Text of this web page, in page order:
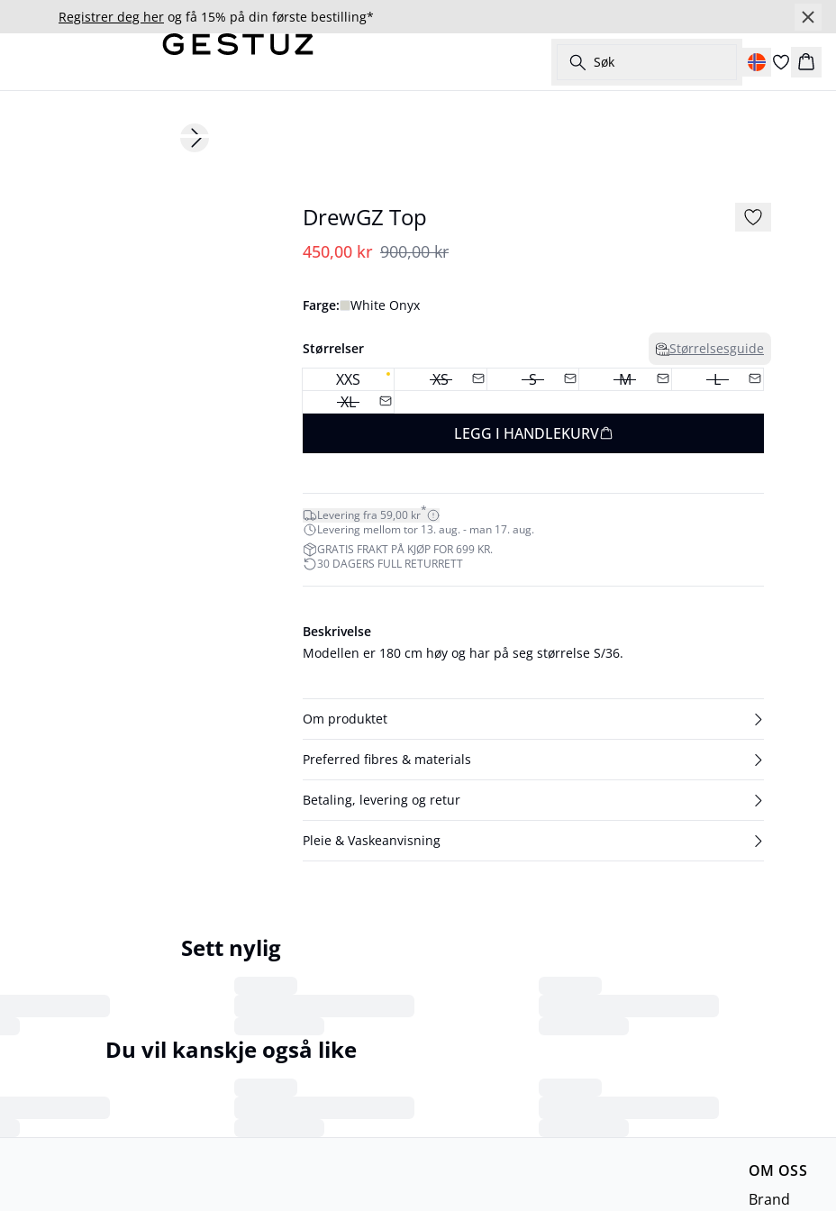
Registrer deg her og få 15% på din første bestilling*
Søk
Next slide
DrewGZ Top
450,00 kr 900,00 kr
Farge: White Onyx
Størrelser Størrelsesguide
XXS XS S M
L
XL
LEGG I HANDLEKURV
Levering fra 59,00 kr*
Levering mellom tor 13. aug. - man 17. aug.
GRATIS FRAKT PÅ KJØP FOR 699 KR.
30 DAGERS FULL RETURRETT
Beskrivelse
Modellen er 180 cm høy og har på seg størrelse S/36.
Om produktet
Preferred fibres & materials
Betaling, levering og retur
Pleie & Vaskeanvisning
Sett nylig
Du vil kanskje også like
OM OSS
Brand